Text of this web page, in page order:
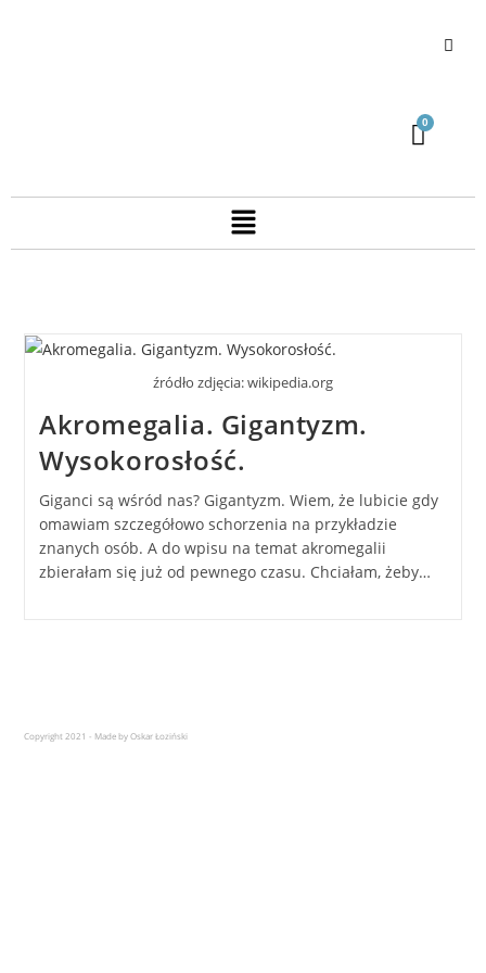
źródło zdjęcia: wikipedia.org
Akromegalia. Gigantyzm.
Wysokorosłość.
Giganci są wśród nas? Gigantyzm. Wiem, że lubicie gdy
omawiam szczegółowo schorzenia na przykładzie
znanych osób. A do wpisu na temat akromegalii
zbierałam się już od pewnego czasu. Chciałam, żeby…
Copyright 2021 - Made by Oskar Łoziński